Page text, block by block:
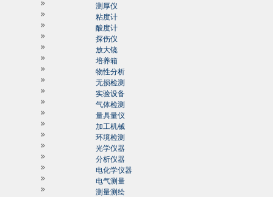
测厚仪
粘度计
酸度计
探伤仪
放大镜
培养箱
物性分析
无损检测
实验设备
气体检测
量具量仪
加工机械
环境检测
光学仪器
分析仪器
电化学仪器
电气测量
测量测绘